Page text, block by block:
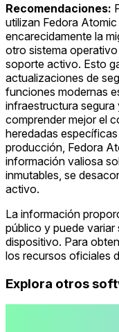
Recomendaciones:
utilizan Fedora
encarecidamente la
otro sistema
soporte activo. Esto
actualizaciones de
funciones modernas
infraestructura segura
comprender mejor el
heredadas
producción, Fedora
información valiosa
inmutables, se
activo.
La información
público y puede
dispositivo. Para
los recursos oficiales
Explora otros